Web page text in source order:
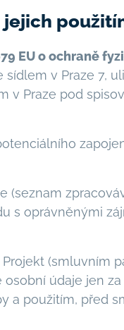
jejich
EU o ochraně
sídlem v Praze 7,
v Praze pod
(seznam
s oprávněnými
(smluvním
osobní údaje jen
a použitím, před